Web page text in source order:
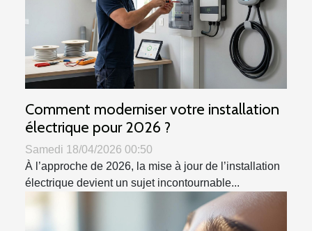
Comment moderniser votre installation
électrique pour 2026 ?
Samedi 18/04/2026 00:50
À l’approche de 2026, la mise à jour de l’installation
électrique devient un sujet incontournable...